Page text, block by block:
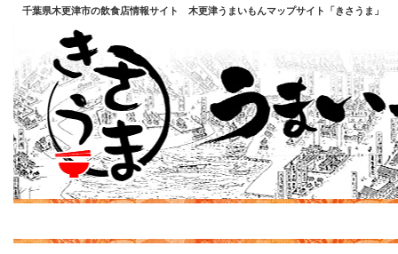
千葉県木更津市の飲食店情報サイト 木更津うまいもんマップサイト「きさうま」